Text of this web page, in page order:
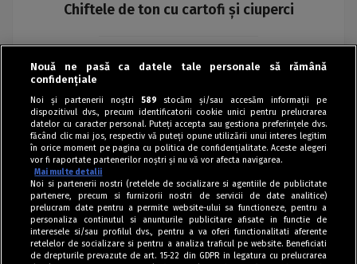
Chiftele de ton cu cartofi și ciuperci
Nouă ne pasă ca datele tale personale să rămână
confidențiale
Noi și partenerii noștri 589 stocăm și/sau accesăm informații pe
dispozitivul dvs., precum identificatorii cookie unici pentru prelucrarea
datelor cu caracter personal. Puteți accepta sau gestiona preferințele dvs.
făcând clic mai jos, respectiv vă puteți opune utilizării unui interes legitim
în orice moment pe pagina cu politica de confidențialitate. Aceste alegeri
vor fi raportate partenerilor noștri și nu vă vor afecta navigarea.
Mai multe detalii
Noi si partenerii nostri (retelele de socializare si agentiile de publicitate
partenere, precum si furnizorii nostri de servicii de date analitice)
prelucram date pentru a permite website-ului sa functioneze, pentru a
personaliza continutul si anunturile publicitare afisate in functie de
interesele si/sau profilul dvs., pentru a va oferi functionalitati aferente
retelelor de socializare si pentru a analiza traficul pe website. Beneficiati
de drepturile prevazute de art. 15-22 din GDPR in legatura cu prelucrarea